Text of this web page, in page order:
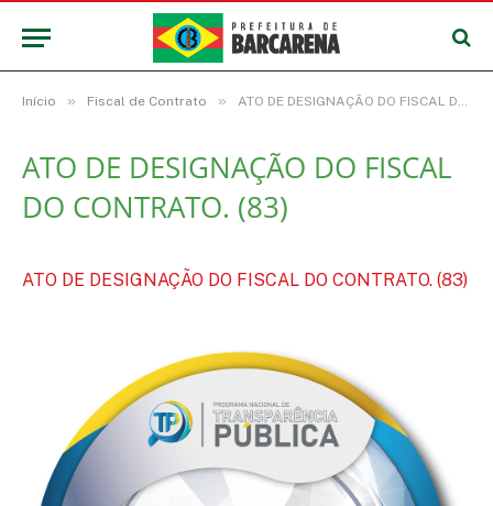
Início » Fiscal de Contrato » ATO DE DESIGNAÇÃO DO FISCAL DO CONTRATO. (83)
ATO DE DESIGNAÇÃO DO FISCAL
DO CONTRATO. (83)
ATO DE DESIGNAÇÃO DO FISCAL DO CONTRATO. (83)